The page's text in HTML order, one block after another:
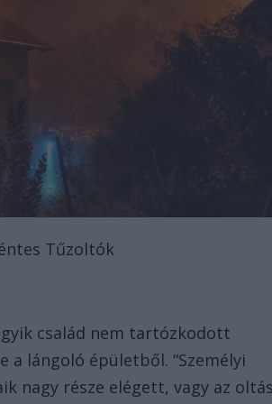
Tűzoltók
család nem tartózkodott
lángoló épületből. “Személyi
nagy része elégett, vagy az